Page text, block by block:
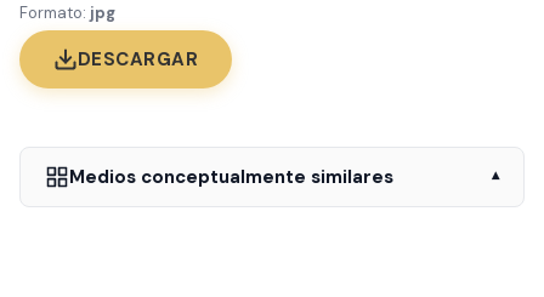
Formato: jpg
DESCARGAR
Medios conceptualmente similares ▾